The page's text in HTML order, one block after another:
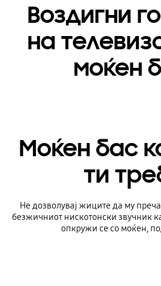
Воздигни
на
моќен
Моќен бас
ти
Не дозволувај жиците да му
безжичниот нискотонски звучник
опкружи се со моќен,